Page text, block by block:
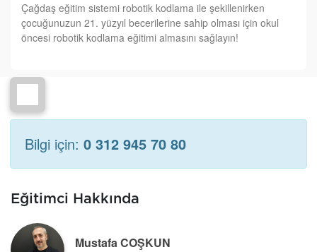
Çağdaş eğitim sistemi robotik kodlama ile şekillenirken
çocuğunuzun 21. yüzyıl becerilerine sahip olması için okul
öncesi robotik kodlama eğitimi almasını sağlayın!
Bilgi için: 0 312 945 70 80
Eğitimci Hakkında
Mustafa COŞKUN